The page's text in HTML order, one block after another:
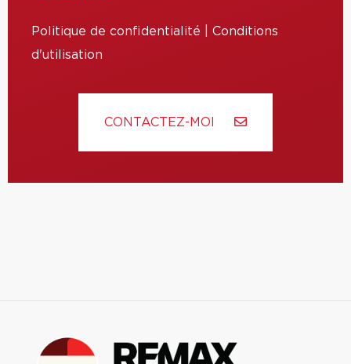
Politique de confidentialité
Conditions
d'utilisation
CONTACTEZ-MOI